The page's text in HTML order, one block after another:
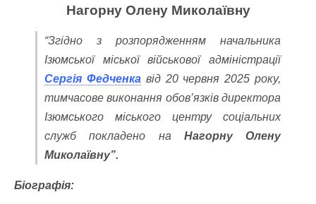
Нагорну Олену Миколаївну
“Згідно з розпорядженням начальника
Ізюмської міської військової адміністрації
Сергія Федченкавід 20 червня 2025 року,
тимчасове виконання обов’язків директора
Ізюмського міського центру соціальних
служб покладено на Нагорну Олену
Миколаївну”.
Біографія: